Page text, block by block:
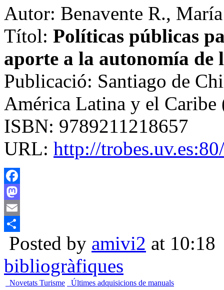
Autor: Benavente R.,
Títol: Políticas públicas
aporte a la autonomía de
Publicació: Santiago de
América Latina y el
ISBN: 9789211218657
URL: http://
Facebook
Mastodon
Email
Compartir
Posted by amivi2 at 10:18
bibliogràfiques
Novetats Turisme
Últimes adquisicions de manuals